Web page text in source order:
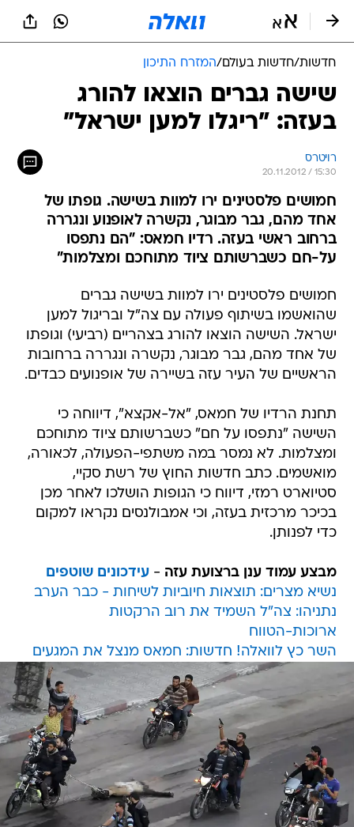
חדשות/חדשות בעולם/המזרח התיכון
שישה גברים הוצאו להורג
בעזה: "ריגלו למען ישראל"
רויטרס
20.11.2012 / 15:30
חמושים פלסטינים ירו למוות בשישה. גופתו של
אחד מהם, גבר מבוגר, נקשרה לאופנוע ונגררה
ברחוב ראשי בעזה. רדיו חמאס: "הם נתפסו
על-חם כשברשותם ציוד מתוחכם ומצלמות"
חמושים פלסטינים ירו למוות בשישה גברים
שהואשמו בשיתוף פעולה עם צה"ל ובריגול למען
ישראל. השישה הוצאו להורג בצהריים (רביעי) וגופתו
של אחד מהם, גבר מבוגר, נקשרה ונגררה ברחובות
הראשיים של העיר עזה בשיירה של אופנועים כבדים.
תחנת הרדיו של חמאס, "אל-אקצא", דיווחה כי
השישה "נתפסו על חם" כשברשותם ציוד מתוחכם
ומצלמות. לא נמסר במה משתפי-הפעולה, לכאורה,
מואשמים. כתב חדשות החוץ של רשת סקיי,
סטיוארט רמזי, דיווח כי הגופות הושלכו לאחר מכן
בכיכר מרכזית בעזה, וכי אמבולנסים נקראו למקום
כדי לפנותן.
מבצע עמוד ענן ברצועת עזה -עידכונים שוטפים
נשיא מצרים: תוצאות חיוביות לשיחות - כבר הערב
נתניהו: צה"ל השמיד את רוב הרקטות
ארוכות-הטווח
השר כץ לוואלה! חדשות: חמאס מנצל את המגעים